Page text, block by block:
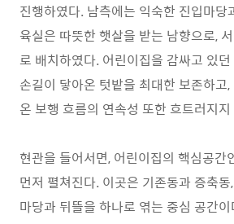
진행하였다. 남측에는 익숙한 진입마당
육실은 따뜻한 햇살을 받는 남향으로,
로 배치하였다. 어린이집을 감싸고 있
손길이 닿아온 텃밭을 최대한 보존하고
온 보행 흐름의 연속성 또한 흐트러지
현관을 들어서면, 어린이집의 핵심공간
먼저 펼쳐진다. 이곳은 기존동과 증축
마당과 뒤뜰을 하나로 엮는 중심 공간